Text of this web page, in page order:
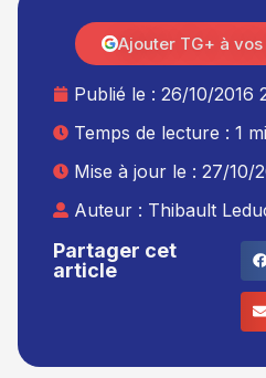
Partager cet
article
Publié le : 26/10/2016
Temps de lecture : 1
Mise à jour le : 27/10/
Auteur : Thibault
Ajouter TG+ à